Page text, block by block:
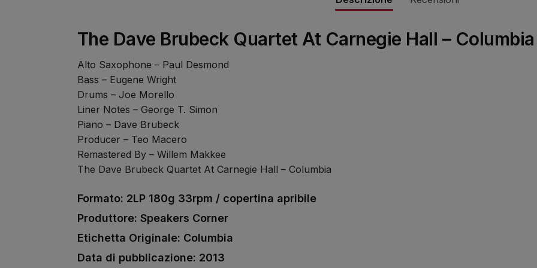
The Dave Brubeck Quartet At Carnegie Hall –
Alto Saxophone – Paul Desmond
Bass – Eugene Wright
Drums – Joe Morello
Liner Notes – George T. Simon
Piano – Dave Brubeck
Producer – Teo Macero
Remastered By – Willem Makkee
The Dave Brubeck Quartet At Carnegie Hall – Columbia
Formato: 2LP 180g 33rpm / copertina apribile
Produttore: Speakers Corner
Etichetta Originale: Columbia
Data di pubblicazione: 2013